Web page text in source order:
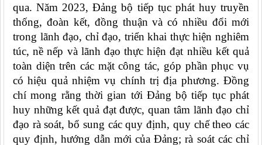
qua. Năm 2023, Đảng bộ tiếp tục phát huy truyền
thống, đoàn kết, đồng thuận và có nhiều đổi mới
trong lãnh đạo, chỉ đạo, triển khai thực hiện nghiêm
túc, nề nếp và lãnh đạo thực hiện đạt nhiều kết quả
toàn diện trên các mặt công tác, góp phần phục vụ
có hiệu quả nhiệm vụ chính trị địa phương. Đồng
chí mong rằng thời gian tới Đảng bộ tiếp tục phát
huy những kết quả đạt được, quan tâm lãnh đạo chỉ
đạo rà soát, bổ sung các quy định, quy chế theo các
quy định, hướng dẫn mới của Đảng; rà soát các chỉ